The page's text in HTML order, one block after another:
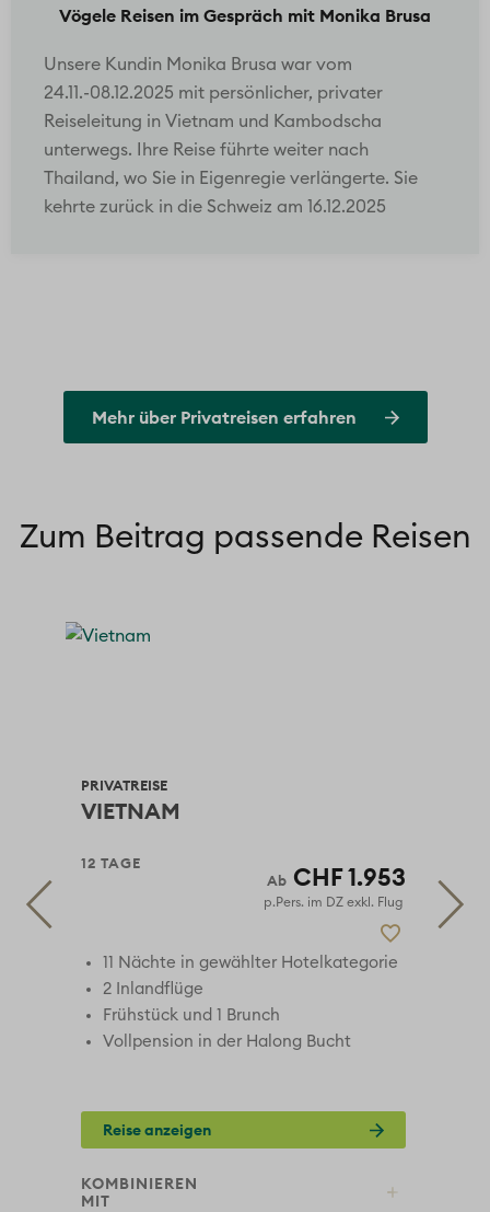
Vögele Reisen im Gespräch mit Monika Brusa
Unsere Kundin Monika Brusa war vom
24.11.-08.12.2025 mit persönlicher, privater
Reiseleitung in Vietnam und Kambodscha
unterwegs. Ihre Reise führte weiter nach
Thailand, wo Sie in Eigenregie verlängerte. Sie
kehrte zurück in die Schweiz am 16.12.2025
Mehr über Privatreisen erfahren
Zum Beitrag passende Reisen
PRIVATREISE
VIETNAM
12 TAGE CHF 1.953
p.Pers. im DZ exkl. Flug
11 Nächte in gewählter Hotelkategorie
2 Inlandflüge
Frühstück und 1 Brunch
Vollpension in der Halong Bucht
Reise anzeigen
KOMBINIEREN
MIT